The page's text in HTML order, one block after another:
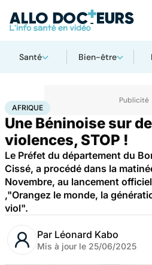
Santé Bien-être
AccueilSanté
AFRIQUE
Une Béninoise sur
violences, STOP !
Le Préfet du département du
Cissé, a procédé dans la
Novembre, au lancement
,"Orangez le monde, la
viol".
Par Léonard Kabo
Mis à jour le 25/06/2025